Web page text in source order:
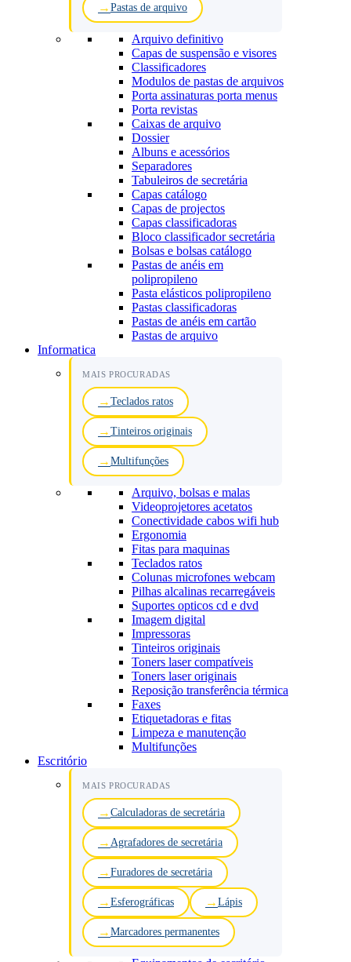
Pastas de arquivo
Arquivo definitivo
Capas de suspensão e visores
Classificadores
Modulos de pastas de arquivos
Porta assinaturas porta menus
Porta revistas
Caixas de arquivo
Dossier
Albuns e acessórios
Separadores
Tabuleiros de secretária
Capas catálogo
Capas de projectos
Capas classificadoras
Bloco classificador secretária
Bolsas e bolsas catálogo
Pastas de anéis em
polipropileno
Pasta elásticos polipropileno
Pastas classificadoras
Pastas de anéis em cartão
Pastas de arquivo
Informatica
MAIS PROCURADAS
Teclados ratos
Tinteiros originais
Multifunções
Arquivo, bolsas e malas
Videoprojetores acetatos
Conectividade cabos wifi hub
Ergonomia
Fitas para maquinas
Teclados ratos
Colunas microfones webcam
Pilhas alcalinas recarregáveis
Suportes opticos cd e dvd
Imagem digital
Impressoras
Tinteiros originais
Toners laser compatíveis
Toners laser originais
Reposição transferência térmica
Faxes
Etiquetadoras e fitas
Limpeza e manutenção
Multifunções
Escritório
MAIS PROCURADAS
Calculadoras de secretária
Agrafadores de secretária
Furadores de secretária
Esferográficas Lápis
Marcadores permanentes